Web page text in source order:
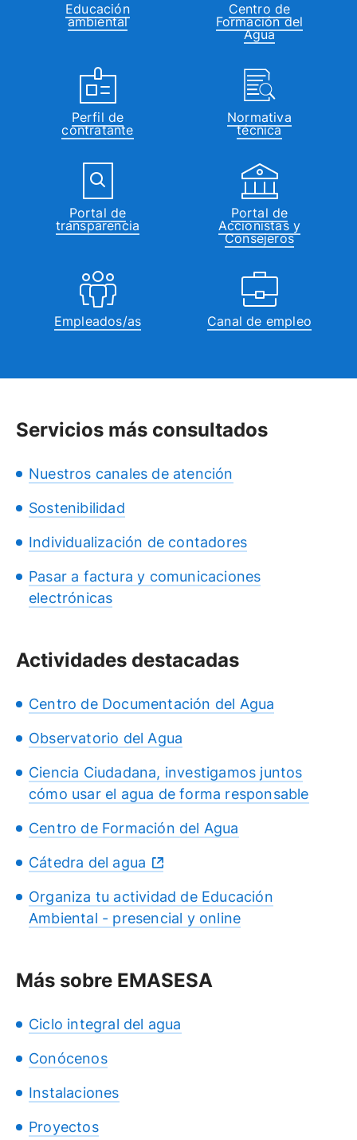
Educación
ambiental
Centro de
Formación del
Agua
Perfil de
contratante
Normativa
técnica
Portal de
transparencia
Portal de
Accionistas y
Consejeros
Empleados/as Canal de empleo
Servicios más consultados
Nuestros canales de atención
Sostenibilidad
Individualización de contadores
Pasar a factura y comunicaciones
electrónicas
Actividades destacadas
Centro de Documentación del Agua
Observatorio del Agua
Ciencia Ciudadana, investigamos juntos
cómo usar el agua de forma responsable
Centro de Formación del Agua
Cátedra del agua
Organiza tu actividad de Educación
Ambiental - presencial y online
Más sobre EMASESA
Ciclo integral del agua
Conócenos
Instalaciones
Proyectos